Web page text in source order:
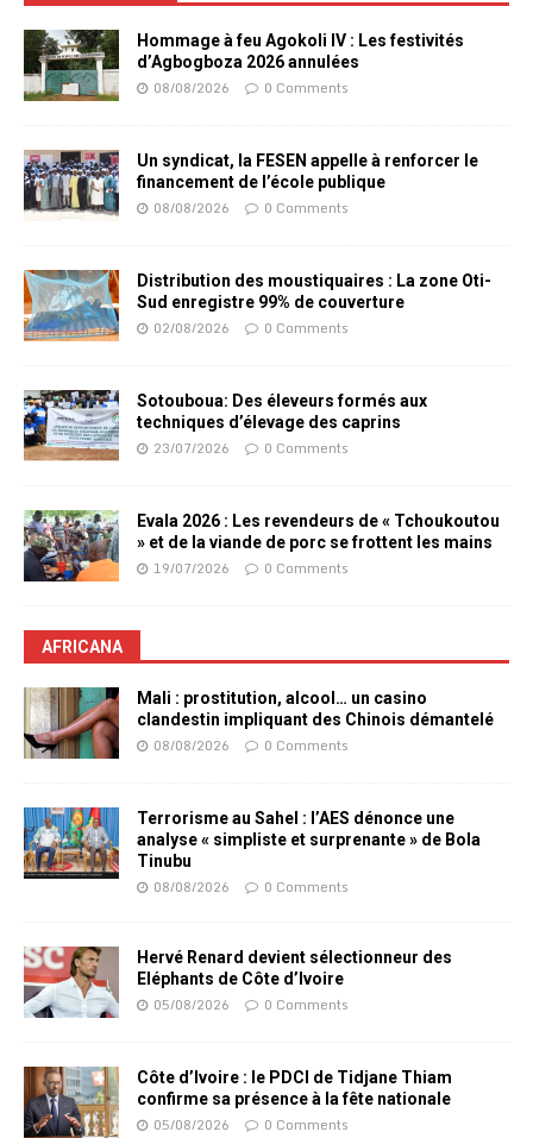
Hommage à feu Agokoli IV : Les festivités
d’Agbogboza 2026 annulées
08/08/2026 0 Comments
Un syndicat, la FESEN appelle à renforcer le
financement de l’école publique
08/08/2026 0 Comments
Distribution des moustiquaires : La zone Oti-
Sud enregistre 99% de couverture
02/08/2026 0 Comments
Sotouboua: Des éleveurs formés aux
techniques d’élevage des caprins
23/07/2026 0 Comments
Evala 2026 : Les revendeurs de « Tchoukoutou
» et de la viande de porc se frottent les mains
19/07/2026 0 Comments
AFRICANA
Mali : prostitution, alcool… un casino
clandestin impliquant des Chinois démantelé
08/08/2026 0 Comments
Terrorisme au Sahel : l’AES dénonce une
analyse « simpliste et surprenante » de Bola
Tinubu
08/08/2026 0 Comments
Hervé Renard devient sélectionneur des
Eléphants de Côte d’Ivoire
05/08/2026 0 Comments
Côte d’Ivoire : le PDCI de Tidjane Thiam
confirme sa présence à la fête nationale
05/08/2026 0 Comments